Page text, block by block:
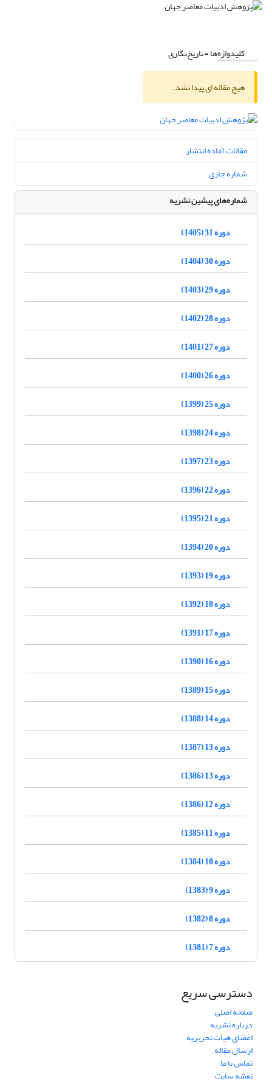
کلیدواژه‌ها =تاریخ‌نگاری
هیچ مقاله ای پیدا نشد.
مقالات آماده انتشار
شماره جاری
شماره‌های پیشین نشریه
دوره 31 (1405)
دوره 30 (1404)
دوره 29 (1403)
دوره 28 (1402)
دوره 27 (1401)
دوره 26 (1400)
دوره 25 (1399)
دوره 24 (1398)
دوره 23 (1397)
دوره 22 (1396)
دوره 21 (1395)
دوره 20 (1394)
دوره 19 (1393)
دوره 18 (1392)
دوره 17 (1391)
دوره 16 (1390)
دوره 15 (1389)
دوره 14 (1388)
دوره 13 (1387)
دوره 13 (1386)
دوره 12 (1386)
دوره 11 (1385)
دوره 10 (1384)
دوره 9 (1383)
دوره 8 (1382)
دوره 7 (1381)
دسترسی سریع
صفحه اصلی
درباره نشریه
اعضای هیات تحریریه
ارسال مقاله
تماس با ما
نقشه سایت